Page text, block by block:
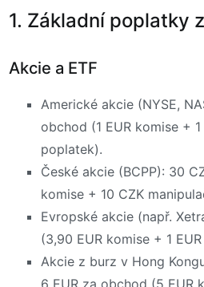
1. Základní poplatky
Akcie a ETF
Americké akcie (NYSE,
obchod (1 EUR komise +
poplatek).
České akcie (BCPP): 30
komise + 10 CZK
Evropské akcie (např.
(3,90 EUR komise + 1
Akcie z burz v Hong